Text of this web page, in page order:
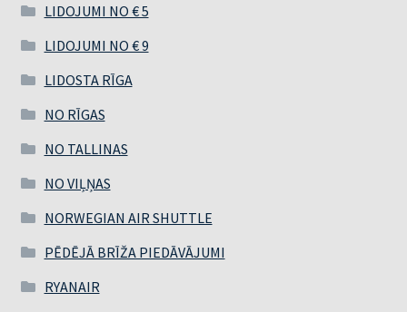
LIDOJUMI NO € 5
LIDOJUMI NO € 9
LIDOSTA RĪGA
NO RĪGAS
NO TALLINAS
NO VIĻŅAS
NORWEGIAN AIR SHUTTLE
PĒDĒJĀ BRĪŽA PIEDĀVĀJUMI
RYANAIR